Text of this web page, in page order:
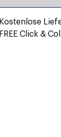
Kostenlose
FREE Click &